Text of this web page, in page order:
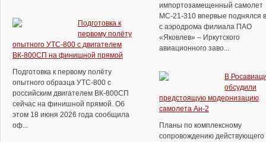
Подготовка к
первому полёту
опытного УТС-800 с двигателем
ВК-800СП на финишной прямой
Подготовка к первому полёту
опытного образца УТС-800 с
российским двигателем ВК-800СП
сейчас на финишной прямой. Об
этом 18 июня 2026 года сообщила
оф...
импортозамещенный самолет
МС-21-310 впервые поднялся
с аэродрома филиала ПАО
«Яковлев» – Иркутского
авиационного заво...
В
обсудили
предстоящую модернизацию
самолета Ан-2
Планы по комплексному
сопровождению действующего